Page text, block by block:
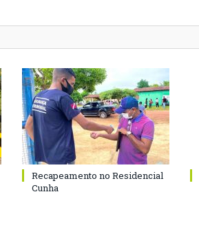
Recapeamento no Residencial
Cunha